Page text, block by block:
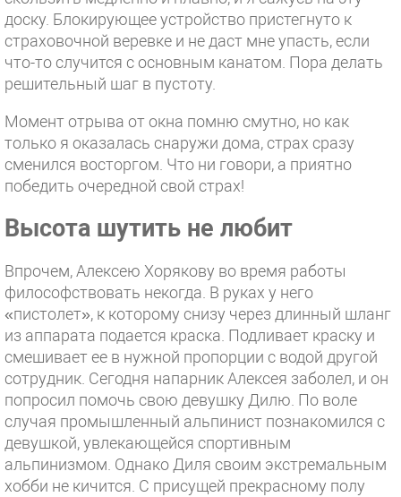
доску. Блокирующее устройство пристегнуто к
страховочной веревке и не даст мне упасть, если
что-то случится с основным канатом. Пора делать
решительный шаг в пустоту.
Момент отрыва от окна помню смутно, но как
только я оказалась снаружи дома, страх сразу
сменился восторгом. Что ни говори, а приятно
победить очередной свой страх!
Высота шутить не любит
Впрочем, Алексею Хорякову во время работы
философствовать некогда. В руках у него
«пистолет», к которому снизу через длинный шланг
из аппарата подается краска. Подливает краску и
смешивает ее в нужной пропорции с водой другой
сотрудник. Сегодня напарник Алексея заболел, и он
попросил помочь свою девушку Дилю. По воле
случая промышленный альпинист познакомился с
девушкой, увлекающейся спортивным
альпинизмом. Однако Диля своим экстремальным
хобби не кичится. С присущей прекрасному полу